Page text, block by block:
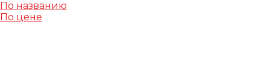
По названию
По цене